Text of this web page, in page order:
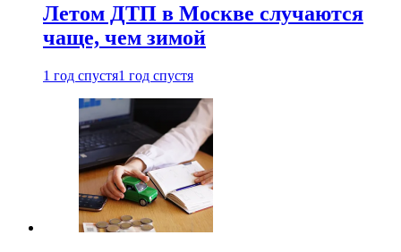
Летом ДТП в Москве случаются
чаще, чем зимой
1 год спустя1 год спустя